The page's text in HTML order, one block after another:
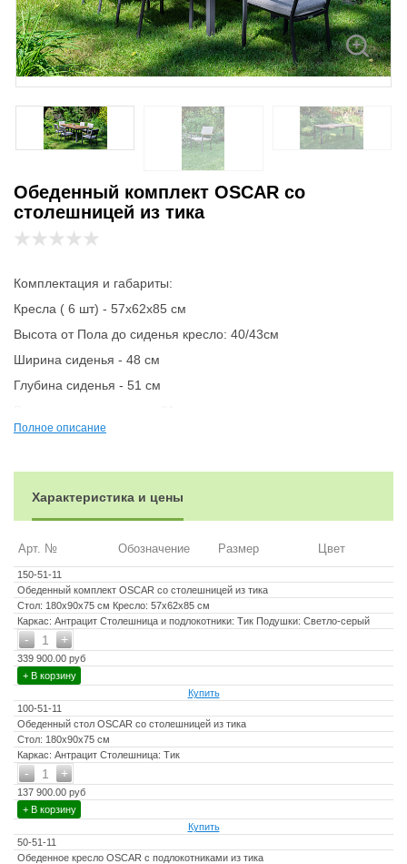
Обеденный комплект OSCAR со
столешницей из тика
Комплектация и габариты:
Кресла ( 6 шт) - 57х62х85 см
Высота от Пола до сиденья кресло: 40/43см
Ширина сиденья - 48 см
Глубина сиденья - 51 см
Толщина столешницы - 2см
Материал каркаса – алюминий, окрашенный порошковым
методом
Материал столешницы и подлокотников – натуральный тик
Материал чехла на подушки - олефин (водоотталкивающая
ткань)
Материал наполнителя подушек для сидения - поролон
Цвет подушек – Светло-серый
Дополнительная информация:
Количество посадочных мест – 6 человек
Максимальная нагрузка на посадочное место - 150 кг
Чехлы съемные – да
Температурный режим - от -50?C до +50?C
Полное описание
Характеристика и цены
Арт. № Обозначение Размер Цвет
150-51-11
Обеденный комплект OSCAR со столешницей из тика
Стол: 180х90х75 см Кресло: 57х62х85 см
Каркас: Антрацит Столешница и подлокотники: Тик Подушки: Светло-серый
+
- 1
339 900.00 руб
+ В корзину
Купить
100-51-11
Обеденный стол OSCAR со столешницей из тика
Стол: 180х90х75 см
Каркас: Антрацит Столешница: Тик
+
- 1
137 900.00 руб
+ В корзину
Купить
50-51-11
Обеденное кресло OSСAR с подлокотниками из тика